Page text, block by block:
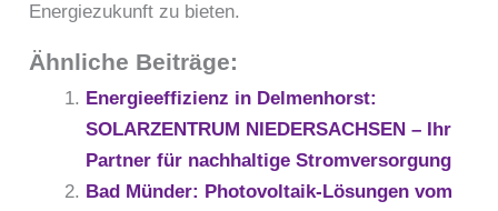
Energiezukunft zu bieten.
Ähnliche Beiträge:
Energieeffizienz in Delmenhorst:
SOLARZENTRUM NIEDERSACHSEN – Ihr
Partner für nachhaltige Stromversorgung
Bad Münder: Photovoltaik-Lösungen vom